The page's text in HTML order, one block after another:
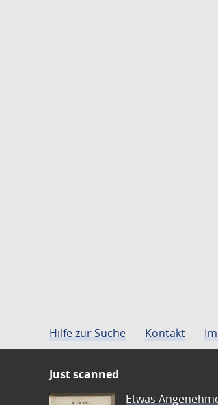
Hilfe zur Suche Kontakt
Just scanned
Etwas